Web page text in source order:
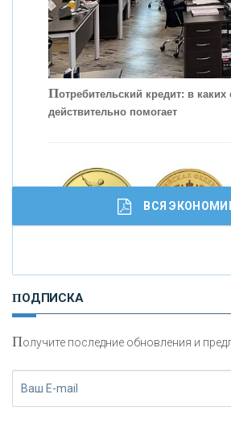
Потребительский кредит: в каких
действительно помогает
И
сохранения и увеличения капитала
ВСЯ
ПОДПИСКА
Получите последние обновления и